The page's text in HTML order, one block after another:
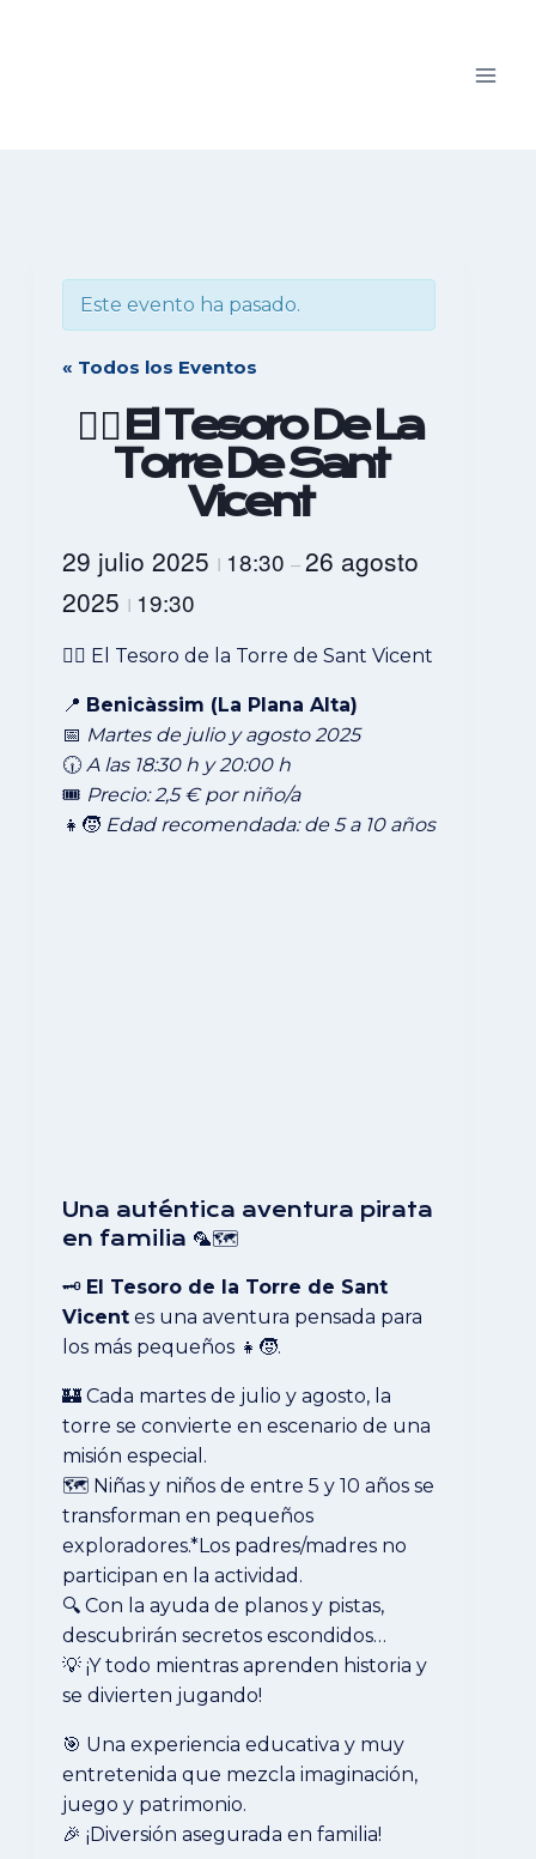
Este evento ha pasado.
« Todos los Eventos
🏴‍☠️ El Tesoro De La
Torre De Sant
Vicent
29 julio 2025 I 18:30 –26 agosto
2025 I 19:30
🏴‍☠️ El Tesoro de la Torre de Sant Vicent
📍 Benicàssim (La Plana Alta)
📅 Martes de julio y agosto 2025
🕡 A las 18:30 h y 20:00 h
🎟️ Precio: 2,5 € por niño/a
👧🧒 Edad recomendada: de 5 a 10 años
Una auténtica aventura pirata
en familia 🦜🗺️
🗝️ El Tesoro de la Torre de Sant
Vicent es una aventura pensada para
los más pequeños 👧🧒.
🏰 Cada martes de julio y agosto, la
torre se convierte en escenario de una
misión especial.
🗺️ Niñas y niños de entre 5 y 10 años se
transforman en pequeños
exploradores.*Los padres/madres no
participan en la actividad.
🔍 Con la ayuda de planos y pistas,
descubrirán secretos escondidos…
💡 ¡Y todo mientras aprenden historia y
se divierten jugando!
🎯 Una experiencia educativa y muy
entretenida que mezcla imaginación,
juego y patrimonio.
🎉 ¡Diversión asegurada en familia!